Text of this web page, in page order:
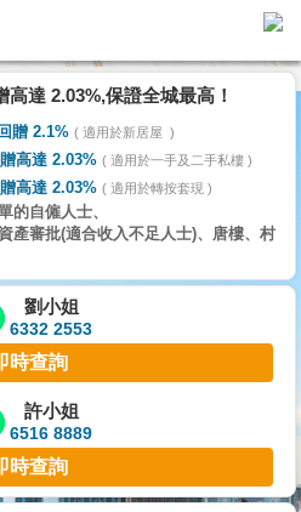
達 2.03%,保證全城最高！
贈 2.1% 適用於新居屋
高達 2.03% 適用於一手及二手私樓
高達 2.03% 適用於轉按套現
的自僱人士、
產審批(適合收入不足人士)、唐樓、村
劉小姐
6332 2553
時查詢
許小姐
6516 8889
時查詢